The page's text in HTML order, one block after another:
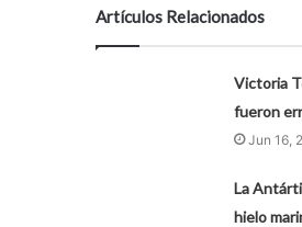
Artículos Relacionados
Victoria
fueron
Jun 16,
La
hielo